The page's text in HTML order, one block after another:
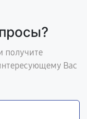
получите
Вас